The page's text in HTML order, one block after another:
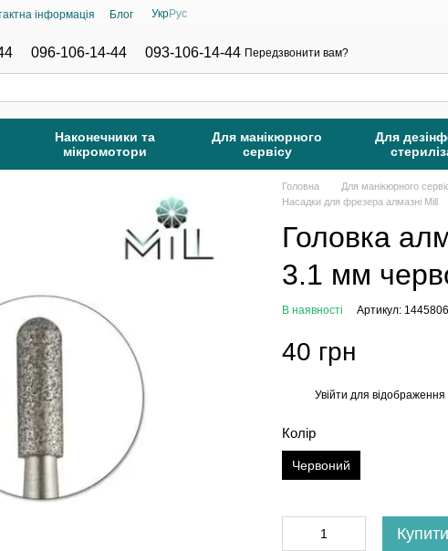
інформація Блог УкрРус
096-106-14-44 093-106-14-44 Передзвонити вам?
Наконечники та
мікромотори
Для манікюрного
сервісу
Для
Головна Для манікюрного
Насадки для фрезера алмазні Mill
Головка
3.1 мм
В наявності Артикул:
40 грн
Увійти для відображення
Колір
Червоний
Купити